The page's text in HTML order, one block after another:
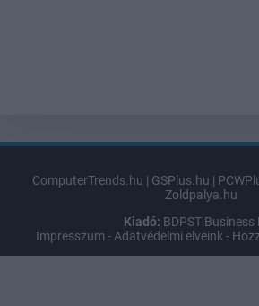
ComputerTrends.hu | GSPlus.hu |
Zoldpalya.hu
Kiadó: BDPST Business
Impresszum - Adatvédelmi elveink -